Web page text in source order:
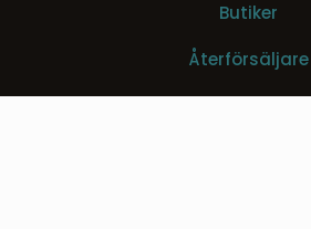
Butiker
Återförsäljare